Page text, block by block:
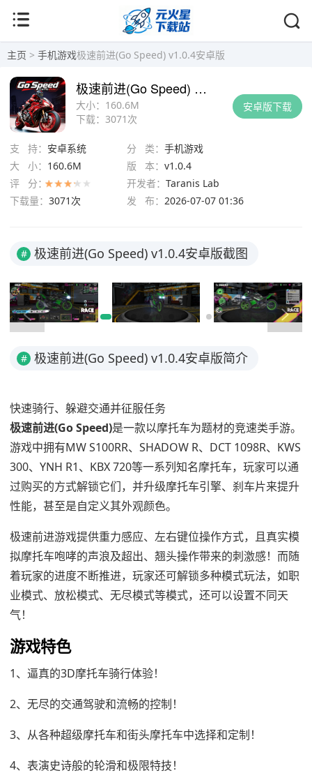
主页 > 手机游戏极速前进(Go Speed) v1.0.4安卓版
安卓版下载
大小： 160.6M
下载： 3071次
极速前进(Go Speed) v1.0.4安卓版
支 持： 安卓系统 分 类： 手机游戏
大 小： 160.6M 版 本： v1.0.4
评 分：
开发者： Taranis Lab
下载量： 3071次 发 布： 2026-07-07 01:36
# 极速前进(Go Speed) v1.0.4安卓版截图
# 极速前进(Go Speed) v1.0.4安卓版简介
快速骑行、躲避交通并征服任务
极速前进(Go Speed)是一款以摩托车为题材的竞速类手游。
游戏中拥有MW S100RR、SHADOW R、DCT 1098R、KWS
300、YNH R1、KBX 720等一系列知名摩托车，玩家可以通
过购买的方式解锁它们，并升级摩托车引擎、刹车片来提升
性能，甚至是自定义其外观颜色。
极速前进游戏提供重力感应、左右键位操作方式，且真实模
拟摩托车咆哮的声浪及超出、翘头操作带来的刺激感！而随
着玩家的进度不断推进，玩家还可解锁多种模式玩法，如职
业模式、放松模式、无尽模式等模式，还可以设置不同天
气！
游戏特色
1、逼真的3D摩托车骑行体验！
2、无尽的交通驾驶和流畅的控制！
3、从各种超级摩托车和街头摩托车中选择和定制！
4、表演史诗般的轮滑和极限特技！